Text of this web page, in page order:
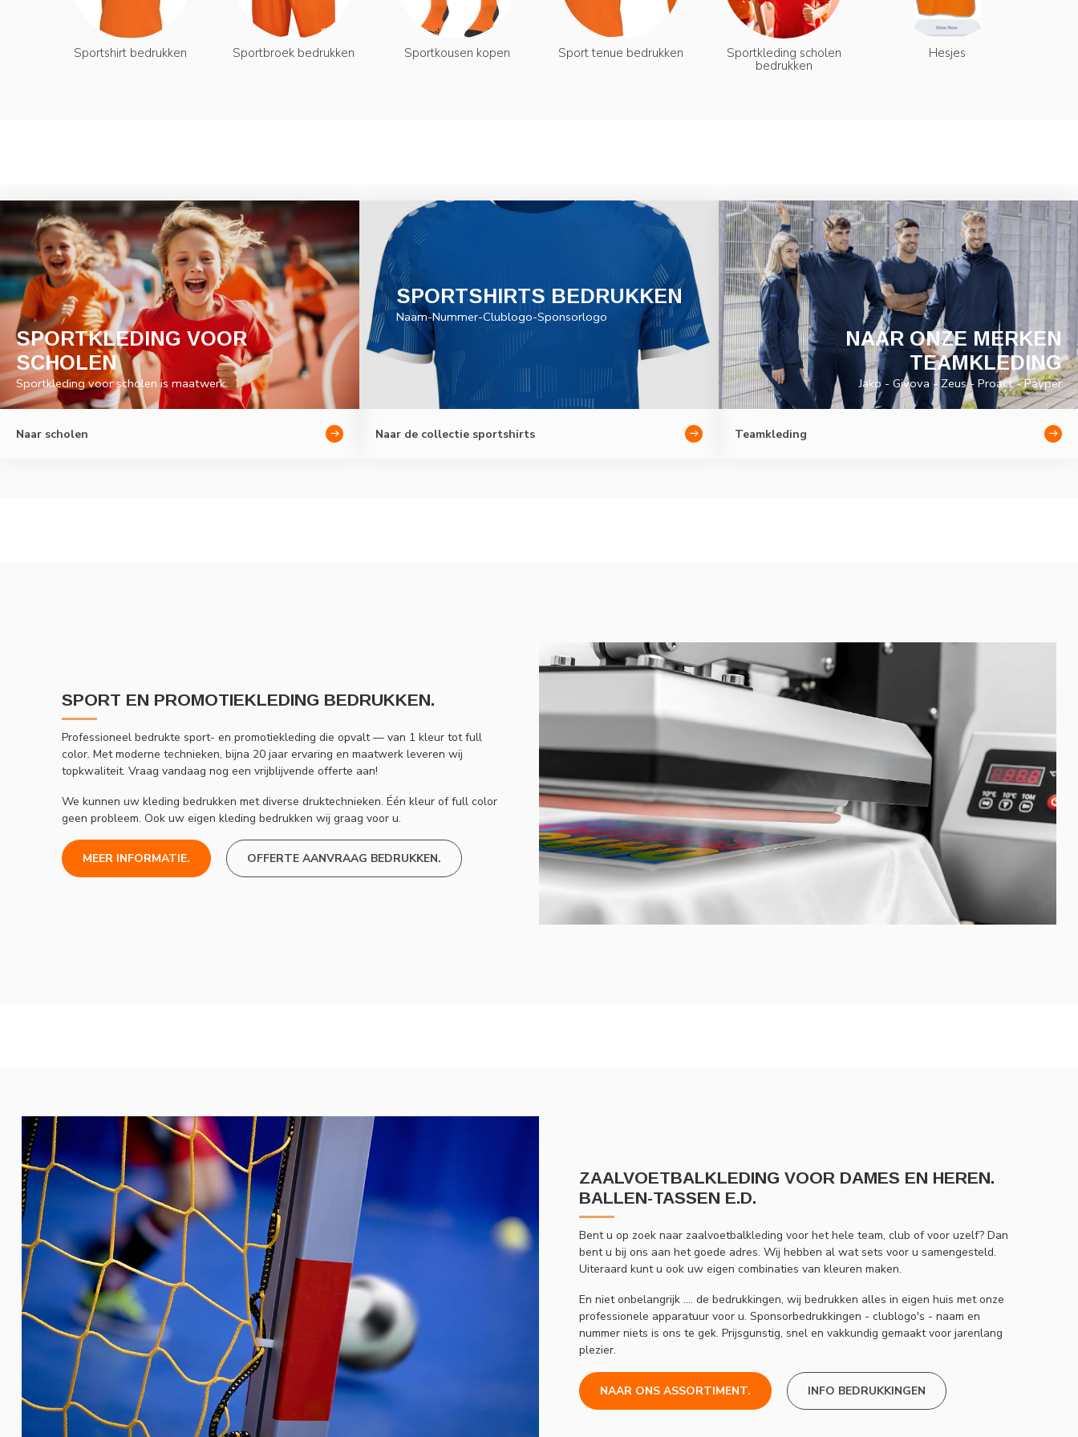
Sportshirt bedrukken Sportbroek bedrukken Sportkousen kopen Sport tenue bedrukken
Sportkleding scholen
bedrukken
Hesjes
SPORTKLEDING VOOR
SCHOLEN
Sportkleding voor scholen is maatwerk.
Naar scholen
SPORTSHIRTS BEDRUKKEN
Naam-Nummer-Clublogo-Sponsorlogo
Naar de collectie sportshirts
NAAR ONZE MERKEN
TEAMKLEDING
Jako - Givova - Zeus - Proact - Payper
Teamkleding
SPORT EN PROMOTIEKLEDING BEDRUKKEN.
Professioneel bedrukte sport- en promotiekleding die opvalt — van 1 kleur tot full
color. Met moderne technieken, bijna 20 jaar ervaring en maatwerk leveren wij
topkwaliteit. Vraag vandaag nog een vrijblijvende offerte aan!
We kunnen uw kleding bedrukken met diverse druktechnieken. Één kleur of full color
geen probleem. Ook uw eigen kleding bedrukken wij graag voor u.
MEER INFORMATIE. OFFERTE AANVRAAG BEDRUKKEN.
ZAALVOETBALKLEDING VOOR DAMES EN HEREN.
BALLEN-TASSEN E.D.
Bent u op zoek naar zaalvoetbalkleding voor het hele team, club of voor uzelf? Dan
bent u bij ons aan het goede adres. Wij hebben al wat sets voor u samengesteld.
Uiteraard kunt u ook uw eigen combinaties van kleuren maken.
En niet onbelangrijk .... de bedrukkingen, wij bedrukken alles in eigen huis met onze
professionele apparatuur voor u. Sponsorbedrukkingen - clublogo's - naam en
nummer niets is ons te gek. Prijsgunstig, snel en vakkundig gemaakt voor jarenlang
plezier.
NAAR ONS ASSORTIMENT. INFO BEDRUKKINGEN